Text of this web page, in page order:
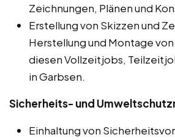
Zeichnungen, Plänen und
Erstellung von Skizzen und
Herstellung und Montage
diesen Vollzeitjobs,
in Garbsen.
Sicherheits- und
Einhaltung von